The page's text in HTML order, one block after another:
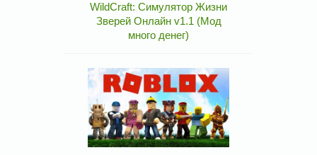
WildCraft: Симулятор Жизни
Зверей Онлайн v1.1 (Мод
много денег)